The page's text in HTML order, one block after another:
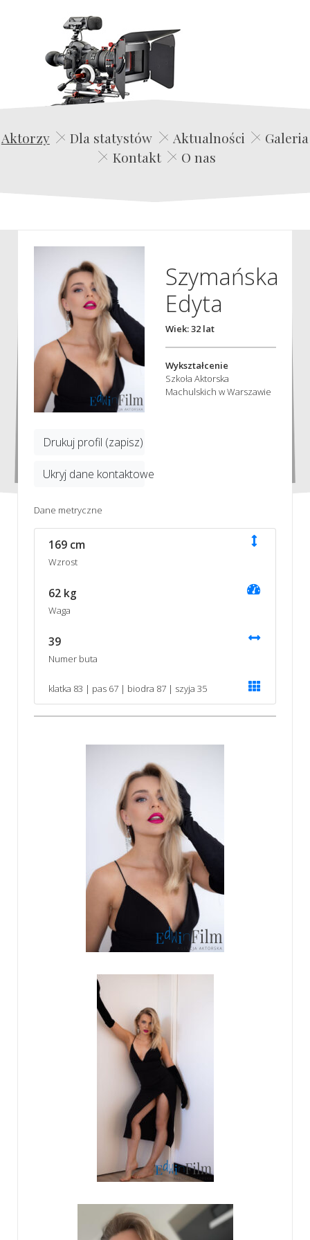
Edwin Film Agencja Aktorska
Aktorzy Dla statystów Aktualności
Galeria
Kontakt
O nas
Drukuj profil (zapisz)
Ukryj dane kontaktowe
Szymańska
Edyta
Wiek: 32 lat
Wykształcenie
Szkoła Aktorska
Machulskich w Warszawie
Dane metryczne
169 cm
Wzrost
62 kg
Waga
39
Numer buta
klatka 83 | pas 67 | biodra 87 | szyja 35